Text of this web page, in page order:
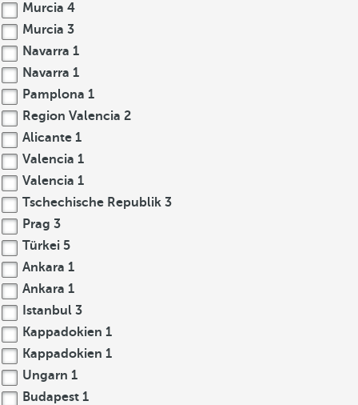
Murcia 4
Murcia 3
Navarra 1
Navarra 1
Pamplona 1
Region Valencia 2
Alicante 1
Valencia 1
Valencia 1
Tschechische Republik 3
Prag 3
Türkei 5
Ankara 1
Ankara 1
Istanbul 3
Kappadokien 1
Kappadokien 1
Ungarn 1
Budapest 1